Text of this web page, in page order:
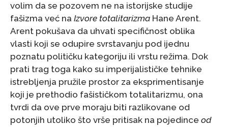
volim da se pozovem ne na istorijske studije
fašizma već na Izvore totalitarizma Hane Arent.
Arent pokušava da uhvati specifičnost oblika
vlasti koji se odupire svrstavanju pod ijednu
poznatu političku kategoriju ili vrstu režima. Dok
prati trag toga kako su imperijalističke tehnike
istrebljenja pružile prostor za eksprimentisanje
koji je prethodio fašističkom totalitarizmu, ona
tvrdi da ove prve moraju biti razlikovane od
potonjih utoliko što vrše pritisak na pojedince od